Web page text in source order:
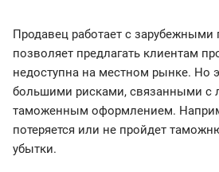
Продавец работает с
позволяет предлагать клиентам
недоступна на местном рынке. Но
большими рисками, связанными с
таможенным оформлением.
потеряется или не пройдет
убытки.